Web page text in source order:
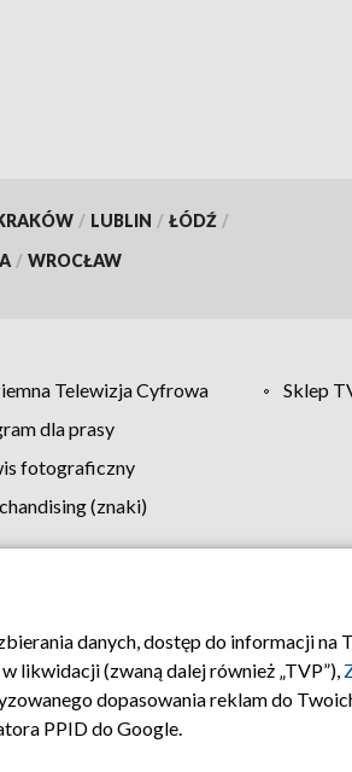
/ LUBLIN / ŁÓDŹ /
/ WROCŁAW
Telewizja Cyfrowa
Sklep
dla prasy
fotograficzny
(znaki)
reklamy Kontakt
danych, dostęp do informacji na
likwidacji (zwaną dalej również „TVP”),
dopasowania reklam do
PPID do Google.